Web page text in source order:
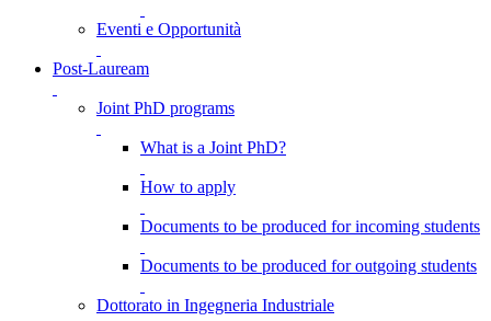
Eventi e Opportunità
Post-Lauream
Joint PhD programs
What is a Joint PhD?
How to apply
Documents to be produced for incoming students
Documents to be produced for outgoing students
Dottorato in Ingegneria Industriale